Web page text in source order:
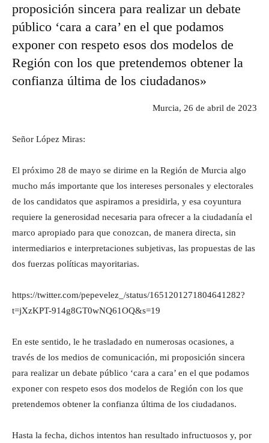
proposición sincera para realizar un debate
público ‘cara a cara’ en el que podamos
exponer con respeto esos dos modelos de
Región con los que pretendemos obtener la
confianza última de los ciudadanos»
Murcia, 26 de abril de 2023
Señor López Miras:
El próximo 28 de mayo se dirime en la Región de Murcia algo
mucho más importante que los intereses personales y electorales
de los candidatos que aspiramos a presidirla, y esa coyuntura
requiere la generosidad necesaria para ofrecer a la ciudadanía el
marco apropiado para que conozcan, de manera directa, sin
intermediarios e interpretaciones subjetivas, las propuestas de las
dos fuerzas políticas mayoritarias.
https://twitter.com/pepevelez_/status/1651201271804641282?
t=jXzKPT-914g8GT0wNQ61OQ&s=19
En este sentido, le he trasladado en numerosas ocasiones, a
través de los medios de comunicación, mi proposición sincera
para realizar un debate público ‘cara a cara’ en el que podamos
exponer con respeto esos dos modelos de Región con los que
pretendemos obtener la confianza última de los ciudadanos.
Hasta la fecha, dichos intentos han resultado infructuosos y, por